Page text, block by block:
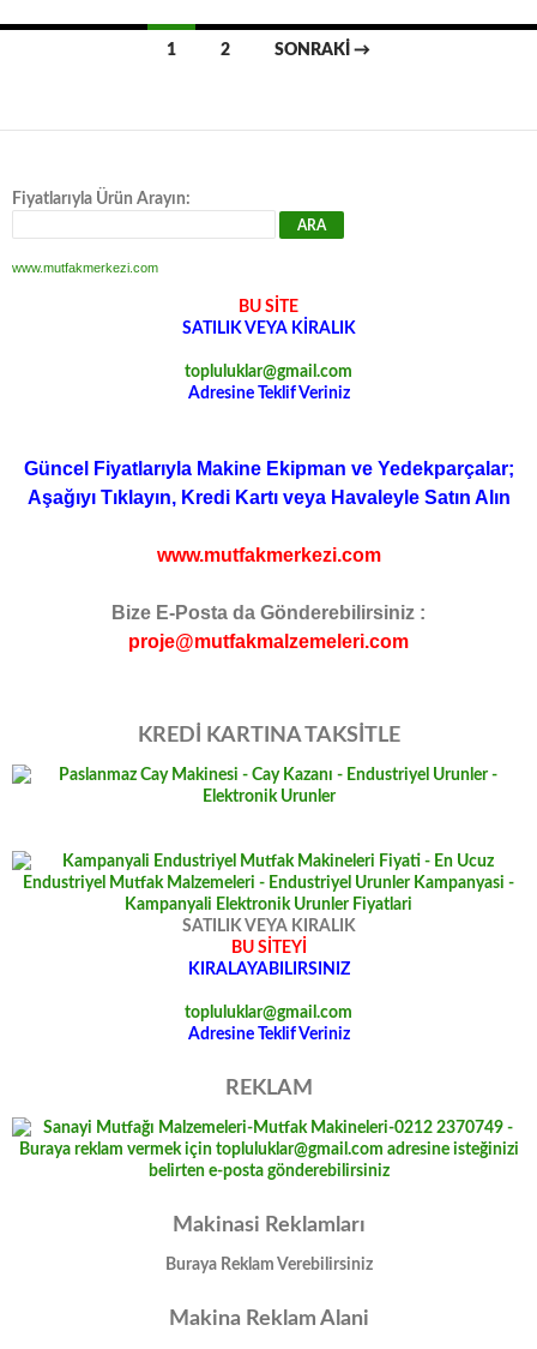
1 2 SONRAKI →
Fiyatlarıyla Ürün Arayın:
www.mutfakmerkezi.com
BU SİTE
SATILIK VEYA KİRALIK
topluluklar@gmail.com
Adresine Teklif Veriniz
Güncel Fiyatlarıyla Makine Ekipman ve Yedekparçalar;
Aşağıyı Tıklayın, Kredi Kartı veya Havaleyle Satın Alın
www.mutfakmerkezi.com
Bize E-Posta da Gönderebilirsiniz :
proje@mutfakmalzemeleri.com
KREDİ KARTINA TAKSİTLE
SATILIK VEYA KIRALIK
BU SİTEYİ
KIRALAYABILIRSINIZ
topluluklar@gmail.com
Adresine Teklif Veriniz
REKLAM
Makinasi Reklamları
Buraya Reklam Verebilirsiniz
Makina Reklam Alani